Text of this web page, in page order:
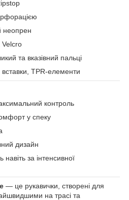
Velcro
та вказівний пальці
вставки, TPR-елементи
контроль
у спеку
дизайн
навіть за інтенсивної
— це рукавички, створені для
на трасі та